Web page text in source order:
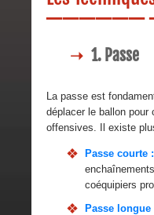
1. Passe
La passe est
déplacer le ballon pour
offensives. Il existe
Passe courte :
coéquipiers
Passe longue